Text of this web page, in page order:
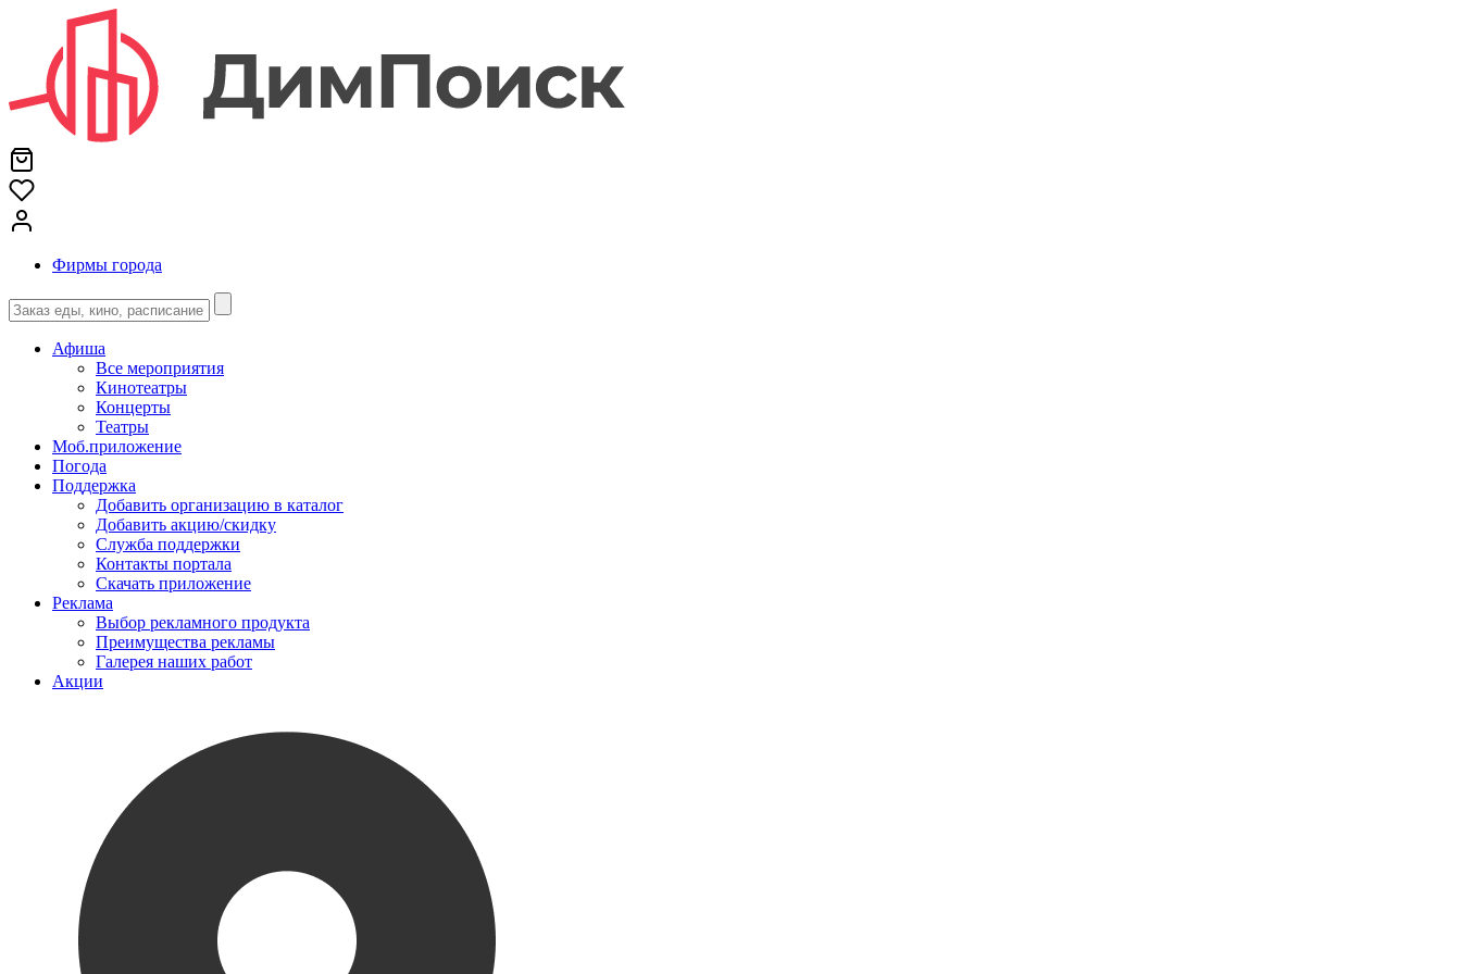
Фирмы города
Афиша
Все мероприятия
Кинотеатры
Концерты
Театры
Моб.приложение
Погода
Поддержка
Добавить организацию в каталог
Добавить акцию/скидку
Служба поддержки
Контакты портала
Скачать приложение
Реклама
Выбор рекламного продукта
Преимущества рекламы
Галерея наших работ
Акции